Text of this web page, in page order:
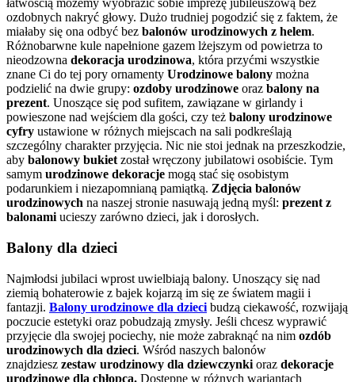
łatwością możemy wyobrazić sobie imprezę jubileuszową bez
ozdobnych nakryć głowy. Dużo trudniej pogodzić się z faktem, że
miałaby się ona odbyć bez balonów urodzinowych z helem.
Różnobarwne kule napełnione gazem lżejszym od powietrza to
nieodzowna dekoracja urodzinowa, która przyćmi wszystkie
znane Ci do tej pory ornamenty Urodzinowe balony można
podzielić na dwie grupy: ozdoby urodzinowe oraz balony na
prezent. Unoszące się pod sufitem, zawiązane w girlandy i
powieszone nad wejściem dla gości, czy też balony urodzinowe
cyfry ustawione w różnych miejscach na sali podkreślają
szczególny charakter przyjęcia. Nic nie stoi jednak na przeszkodzie,
aby balonowy bukiet został wręczony jubilatowi osobiście. Tym
samym urodzinowe dekoracje mogą stać się osobistym
podarunkiem i niezapomnianą pamiątką. Zdjęcia balonów
urodzinowych na naszej stronie nasuwają jedną myśl: prezent z
balonami ucieszy zarówno dzieci, jak i dorosłych.
Balony dla dzieci
Najmłodsi jubilaci wprost uwielbiają balony. Unoszący się nad
ziemią bohaterowie z bajek kojarzą im się ze światem magii i
fantazji. Balony urodzinowe dla dzieci budzą ciekawość, rozwijają
poczucie estetyki oraz pobudzają zmysły. Jeśli chcesz wyprawić
przyjęcie dla swojej pociechy, nie może zabraknąć na nim ozdób
urodzinowych dla dzieci. Wśród naszych balonów
znajdziesz zestaw urodzinowy dla dziewczynki oraz dekoracje
urodzinowe dla chłopca. Dostępne w różnych wariantach